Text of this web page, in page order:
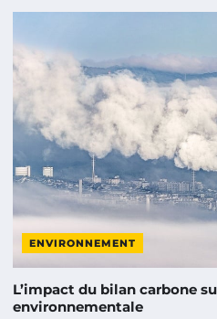
ENVIRONNEMENT
L’impact du bilan carbone
environnementale